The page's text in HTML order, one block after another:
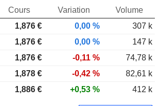
Cours Variation
Volume
1,876 € 0,00 %
307 k
1,876 € 0,00 %
147 k
1,876 € -0,11 %
74,78 k
1,878 € -0,42 %
82,61 k
1,886 € +0,53 % 412 k